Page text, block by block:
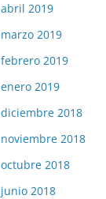
abril 2019
marzo 2019
febrero 2019
enero 2019
diciembre 2018
noviembre 2018
octubre 2018
junio 2018